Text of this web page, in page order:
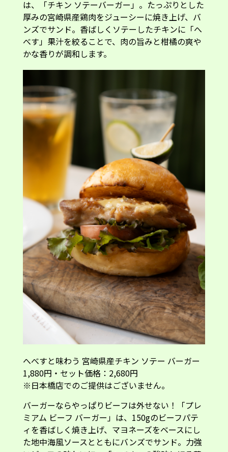
は、「チキン ソテーバーガー」。たっぷりとした
厚みの宮崎県産鶏肉をジューシーに焼き上げ、バ
ンズでサンド。香ばしくソテーしたチキンに「へ
べす」果汁を絞ることで、肉の旨みと柑橘の爽や
かな香りが調和します。
へべすと味わう 宮崎県産チキン ソテー バーガー
1,880円・セット価格：2,680円
※日本橋店でのご提供はございません。
バーガーならやっぱりビーフは外せない！「プレ
ミアム ビーフ バーガー」は、150gのビーフパテ
ィを香ばしく焼き上げ、マヨネーズをベースにし
た地中海風ソースとともにバンズでサンド。力強